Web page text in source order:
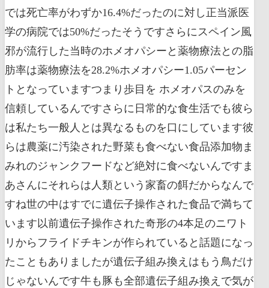
では死亡率がわずか16.4%だったのに対し正当派医
学の病院では50%だったそうですさらにスペイン風
邪が流行した当時のホメオパシーと薬物療法との脂
肪率は薬物療法を28.2%ホメオパシー1.05パーセン
トとなっていますつまり歩目を ホメオパスのみを
信頼しているんですさらに日常的な食生活でも彼ら
は私たち一般人とは異なるものを口にしています彼
らは農薬に汚染された野菜も食べない食品添加物ま
みれのジャンクフードなど絶対に食べないんですま
あさんにそれらは人類という家畜の餌だからなんで
すね世の中はすでに遺伝子操作された食品で満ちて
います以前遺伝子操作された奇形の4本足のニワト
リからフライドチキンが作られていると話題になっ
たこともありましたが遺伝子組み換えはもう鳥だけ
じゃないんです牛も豚も全部遺伝子組み換えで気が